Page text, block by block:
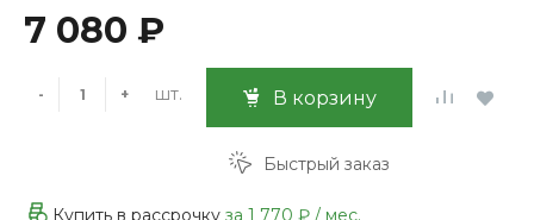
7 080 ₽
- + шт. В корзину
Быстрый заказ
Купить в рассрочку за 1 770 ₽ / мес.